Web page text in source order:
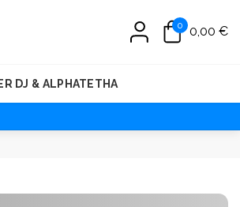
0 0,00 €
DJ & ALPHATETHA